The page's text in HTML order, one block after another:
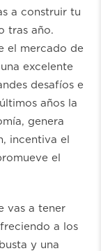
a construir tu
tras año.
el mercado de
excelente
desafíos e
años la
genera
incentiva el
el
vas a tener
a los
y una